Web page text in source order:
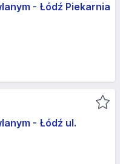
- Łódź Piekarnia
- Łódź ul.